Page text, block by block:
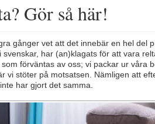
Gör så här!
gånger vet att det innebär en hel del
svenskar, har (an)klagats för att vara
förväntas av oss; vi packar ur våra
vi stöter på motsatsen. Nämligen att
har gjort det samma.